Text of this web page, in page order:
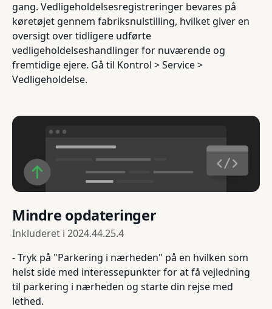
gang. Vedligeholdelsesregistreringer bevares på
køretøjet gennem fabriksnulstilling, hvilket giver en
oversigt over tidligere udførte
vedligeholdelseshandlinger for nuværende og
fremtidige ejere. Gå til Kontrol > Service >
Vedligeholdelse.
Mindre opdateringer
Inkluderet i 2024.44.25.4
- Tryk på "Parkering i nærheden" på en hvilken som
helst side med interessepunkter for at få vejledning
til parkering i nærheden og starte din rejse med
lethed.